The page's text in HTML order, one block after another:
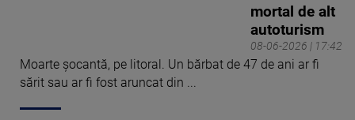
08-06-2026 | 17:42
mortal de alt
autoturism
Moarte șocantă, pe litoral. Un bărbat de 47 de ani ar fi
sărit sau ar fi fost aruncat din ...